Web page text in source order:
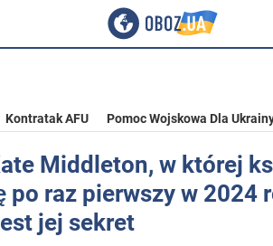
Kontratak AFU Pomoc Wojskowa Dla
Middleton, w której
po raz pierwszy w 2024
jej sekret